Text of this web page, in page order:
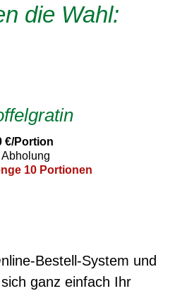
die Wahl:
€/Portion
Abholung
10 Portionen
Bestell-System und
ganz einfach Ihr